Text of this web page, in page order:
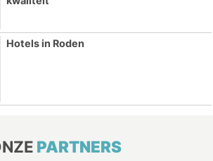
Hotels in Roden
PARTNERS